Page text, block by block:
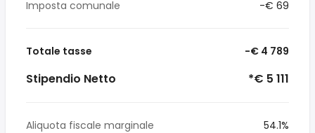
Imposta comunale
-€ 69
Totale tasse -€ 4 789
Stipendio Netto *€ 5 111
Aliquota fiscale marginale
54.1%